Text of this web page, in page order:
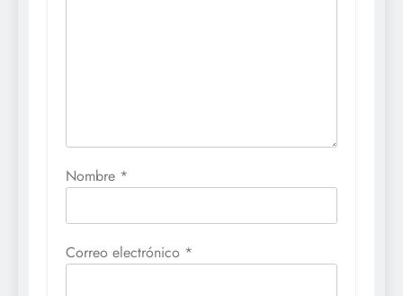
Nombre *
Correo electrónico *